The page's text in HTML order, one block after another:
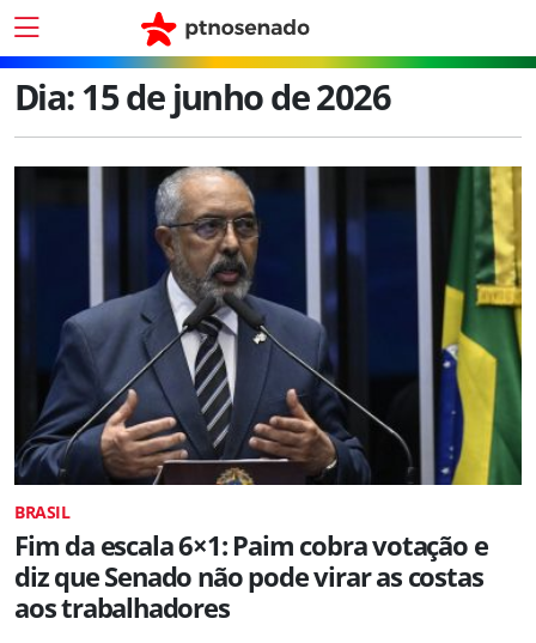
Dia: 15 de junho de 2026
BRASIL
Fim da escala 6×1: Paim cobra votação e
diz que Senado não pode virar as costas
aos trabalhadores